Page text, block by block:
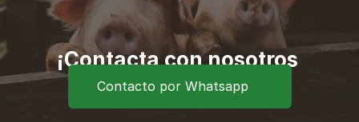
Quiénes Somos
Productos
Blog
Contacto
¡Contacta con nosotros
ahora!
Contacto por Whatsapp